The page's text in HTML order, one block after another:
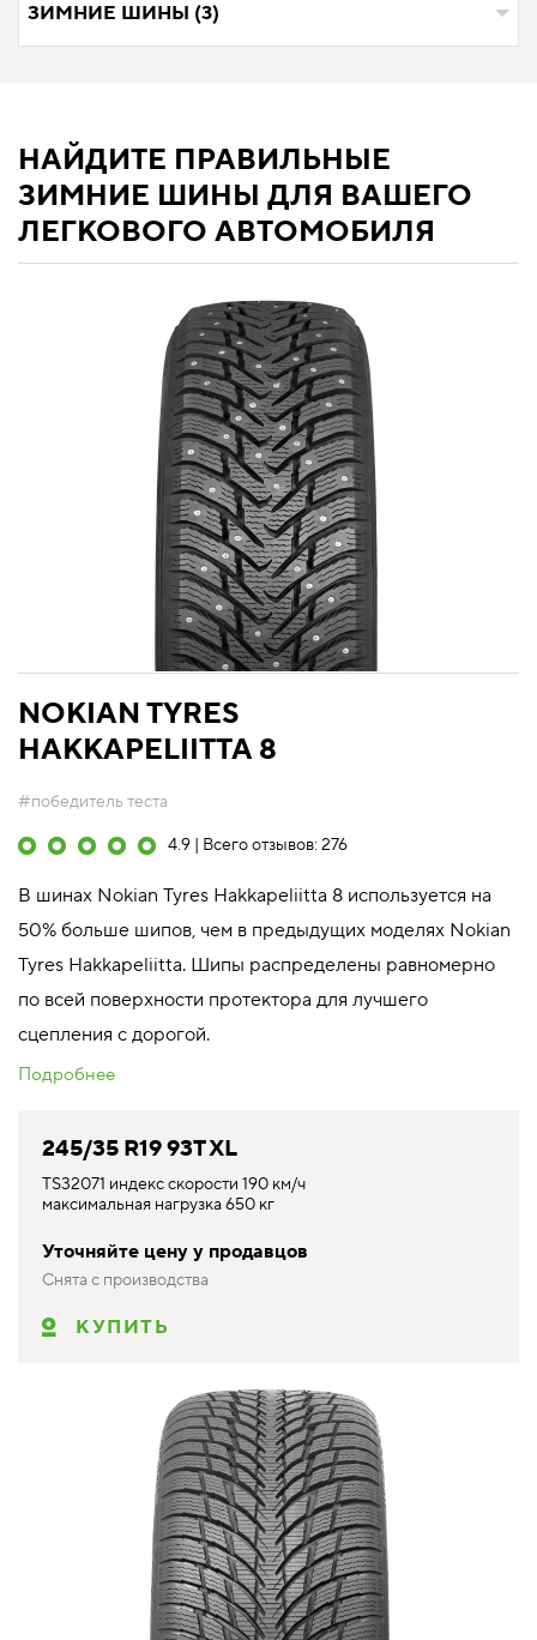
ЗИМНИЕ ШИНЫ (3)
НАЙДИТЕ ПРАВИЛЬНЫЕ
ЗИМНИЕ ШИНЫ ДЛЯ ВАШЕГО
ЛЕГКОВОГО АВТОМОБИЛЯ
NOKIAN TYRES
HAKKAPELIITTA 8
#победитель теста
4.9 | Всего отзывов: 276
В шинах Nokian Tyres Hakkapeliitta 8 используется на
50% больше шипов, чем в предыдущих моделях Nokian
Tyres Hakkapeliitta. Шипы распределены равномерно
по всей поверхности протектора для лучшего
сцепления с дорогой.
Подробнее
245/35 R19 93T XL
TS32071 индекс скорости 190 км/ч
максимальная нагрузка 650 кг
Уточняйте цену у продавцов
Снята с производства
КУПИТЬ